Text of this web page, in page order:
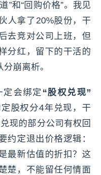
”和“回购价格”。我见
人拿了20%股份，干
去竞对公司上班，但
分红，留下的干活的
崩离析。
定会绑定 “股权兑现”
定股权分4年兑现，干
现的部分公司有权回
约定退出价格逻辑：
最新估值的折扣？这
楚，不能留任何情面